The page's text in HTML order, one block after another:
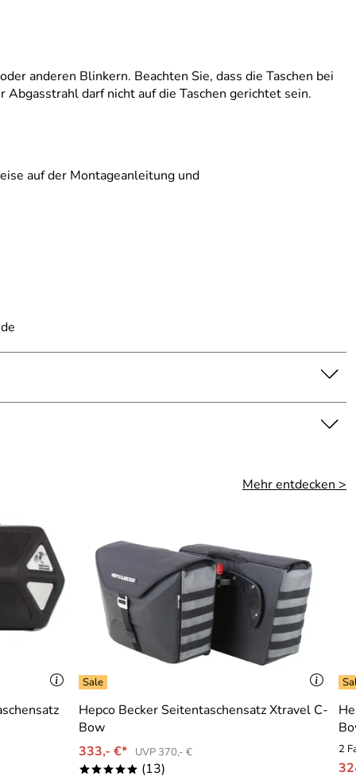
anderen Blinkern. Beachten Sie, dass die Taschen bei
darf nicht auf die Taschen gerichtet sein.
auf der Montageanleitung und
Mehr entdecken >
Hepco Becker Seitentaschensatz Xtravel C-
Bow
333,- €*
UVP 370,- €
***** (13)
2